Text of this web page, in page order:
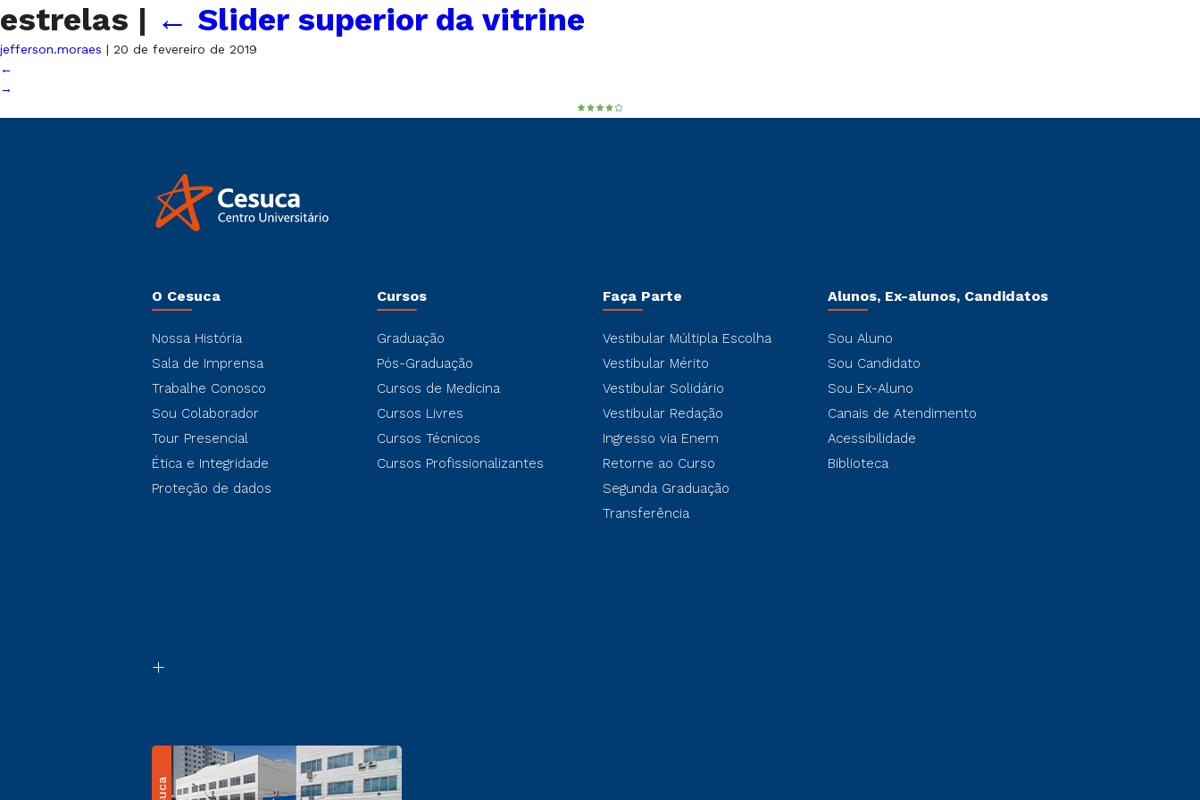
estrelas | ← Slider superior da vitrine
jefferson.moraes | 20 de fevereiro de 2019
←
→
O Cesuca
Nossa História
Sala de Imprensa
Trabalhe Conosco
Sou Colaborador
Tour Presencial
Ética e Integridade
Proteção de dados
Cursos
Graduação
Pós-Graduação
Cursos de Medicina
Cursos Livres
Cursos Técnicos
Cursos Profissionalizantes
Faça Parte
Vestibular Múltipla Escolha
Vestibular Mérito
Vestibular Solidário
Vestibular Redação
Ingresso via Enem
Retorne ao Curso
Segunda Graduação
Transferência
Alunos, Ex-alunos, Candidatos
Sou Aluno
Sou Candidato
Sou Ex-Aluno
Canais de Atendimento
Acessibilidade
Biblioteca